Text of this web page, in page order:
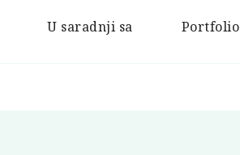
U saradnji sa Portfolio